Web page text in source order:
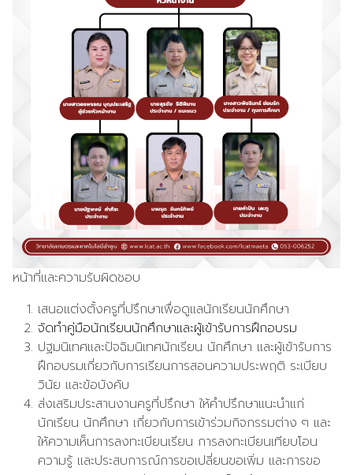
หน้าที่และความรับผิดชอบ
เสนอแต่งตั้งครูที่ปรึกษาเพื่อดูแลนักเรียนนักศึกษา
จัดทำคู่มือนักเรียนนักศึกษาและผู้เข้ารับการฝึกอบรม
ปฐมนิเทศและปัจฉิมนิเทศนักเรียน นักศึกษา และผู้เข้ารับการ
ฝึกอบรมเกี่ยวกับการเรียนการสอนความประพฤติ ระเบียบ
วินัย และข้อบังคับ
ส่งเสริมประสานงานครูที่ปรึกษา ให้คำปรึกษาแนะนำแก่
นักเรียน นักศึกษา เกี่ยวกับการเข้าร่วมกิจกรรมต่าง ๆ และ
ให้ความเห็นการลงทะเบียนเรียน การลงทะเบียนเทียบโอน
ความรู้ และประสบการณ์การขอเปลี่ยนขอเพิ่ม และการขอ